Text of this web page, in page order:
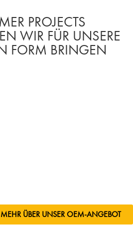
PROJECTS
WIR FÜR UNSERE
FORM BRINGEN
MEHR ÜBER UNSER OEM-ANGEBOT